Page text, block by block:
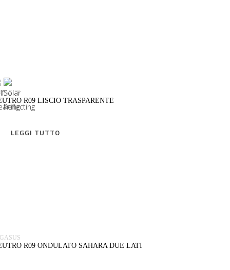
R09 LISCIO TRASPARENTE
LEGGI TUTTO
R09 ONDULATO SAHARA DUE LATI